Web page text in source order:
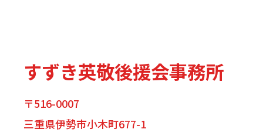
すずき英敬後援会事務所
〒516-0007
三重県伊勢市小木町677-1